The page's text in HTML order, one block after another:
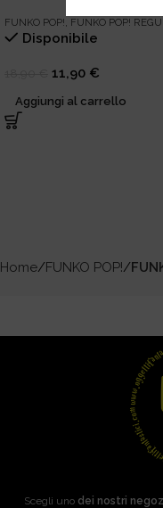
FUNKO POP!, FUNKO POP!
Disponibile
11,90 €
Aggiungi al carrello
Home FUNKO POP!
Scegli uno dei nostri